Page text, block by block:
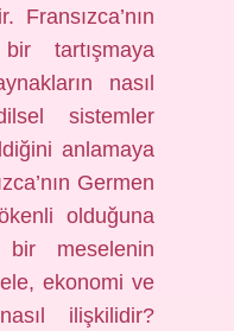
Fransızca’nın
tartışmaya
nasıl
sistemler
anlamaya
Germen
olduğuna
meselenin
ekonomi ve
ilişkilidir?